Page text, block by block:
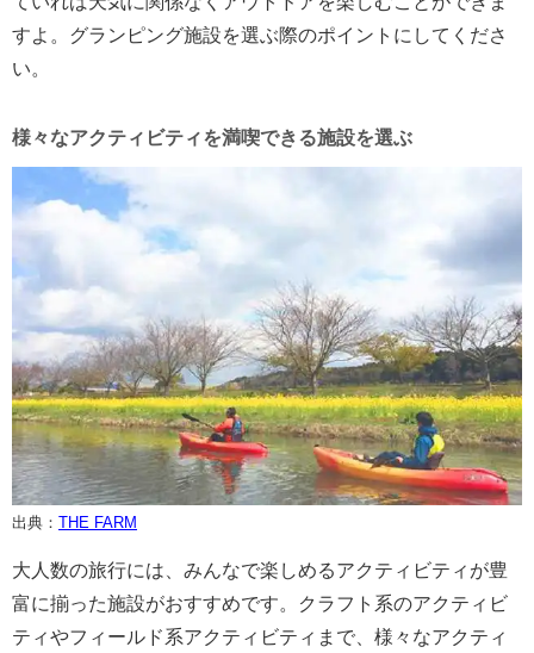
すよ。グランピング施設を選ぶ際のポイントにしてくださ
い。
様々なアクティビティを満喫できる施設を選ぶ
出典： THE FARM
大人数の旅行には、みんなで楽しめるアクティビティが豊
富に揃った施設がおすすめです。クラフト系のアクティビ
ティやフィールド系アクティビティまで、様々なアクティ